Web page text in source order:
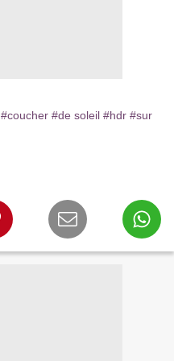
#coucher #de soleil #hdr #sur